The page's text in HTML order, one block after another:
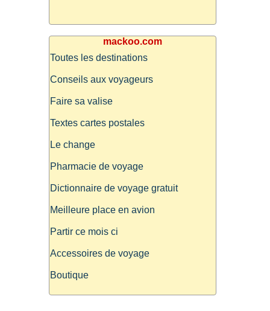
mackoo.com
Toutes les destinations
Conseils aux voyageurs
Faire sa valise
Textes cartes postales
Le change
Pharmacie de voyage
Dictionnaire de voyage gratuit
Meilleure place en avion
Partir ce mois ci
Accessoires de voyage
Boutique